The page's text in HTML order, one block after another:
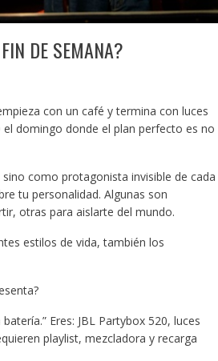
DE SEMANA?
con un café y termina con luces
domingo donde el plan perfecto es no
como protagonista invisible de cada
tu personalidad. Algunas son
otras para aislarte del mundo.
estilos de vida, también los
Eres: JBL Partybox 520, luces
playlist, mezcladora y recarga